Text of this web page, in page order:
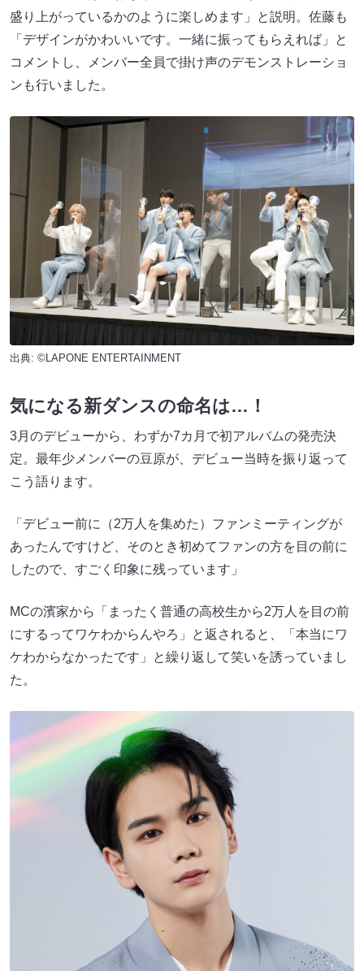
盛り上がっているかのように楽しめます」と説明。佐藤も
「デザインがかわいいです。一緒に振ってもらえれば」と
コメントし、メンバー全員で掛け声のデモンストレーショ
ンも行いました。
出典: ©LAPONE ENTERTAINMENT
気になる新ダンスの命名は…！
3月のデビューから、わずか7カ月で初アルバムの発売決
定。最年少メンバーの豆原が、デビュー当時を振り返って
こう語ります。
「デビュー前に（2万人を集めた）ファンミーティングが
あったんですけど、そのとき初めてファンの方を目の前に
したので、すごく印象に残っています」
MCの濱家から「まったく普通の高校生から2万人を目の前
にするってワケわからんやろ」と返されると、「本当にワ
ケわからなかったです」と繰り返して笑いを誘っていまし
た。